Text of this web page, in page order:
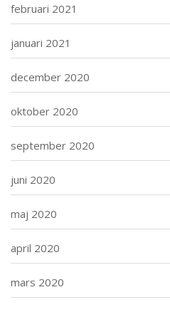
februari 2021
januari 2021
december 2020
oktober 2020
september 2020
juni 2020
maj 2020
april 2020
mars 2020